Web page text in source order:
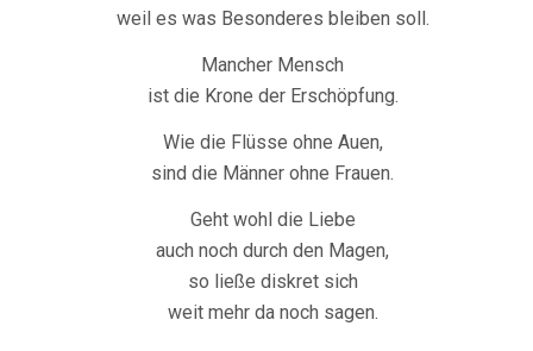
weil es was Besonderes bleiben soll.
Mancher Mensch
ist die Krone der Erschöpfung.
Wie die Flüsse ohne Auen,
sind die Männer ohne Frauen.
Geht wohl die Liebe
auch noch durch den Magen,
so ließe diskret sich
weit mehr da noch sagen.